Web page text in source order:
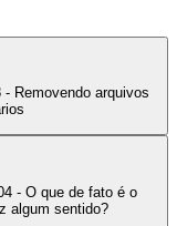
Removendo arquivos
- O que de fato é o
algum sentido?